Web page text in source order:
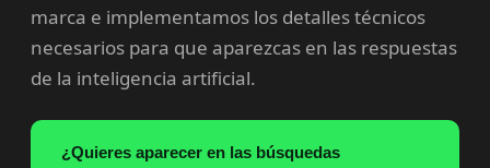
marca e implementamos los detalles técnicos
necesarios para que aparezcas en las respuestas
de la inteligencia artificial.
¿Quieres aparecer en las búsquedas